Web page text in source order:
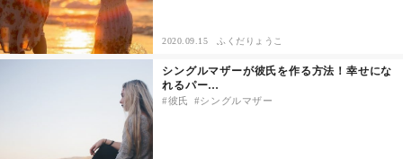
グルメ
2020.09.15 ふくだりょうこ
シングルマザーが彼氏を作る方法！幸せにな
れるパー…
彼氏 シングルマザー